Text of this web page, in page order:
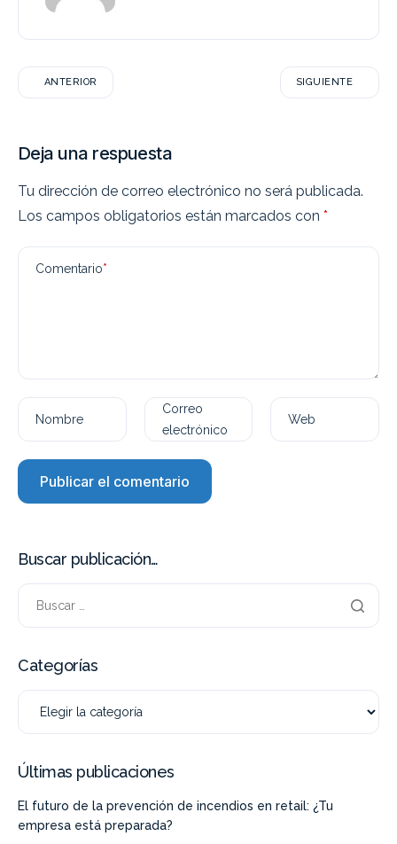
ANTERIOR SIGUIENTE
Deja una respuesta
Tu dirección de correo electrónico no será publicada.
Los campos obligatorios están marcados con *
Comentario*
Nombre
Correo
electrónico
Web
Buscar publicación…
Categorías
Últimas publicaciones
El futuro de la prevención de incendios en retail: ¿Tu
empresa está preparada?